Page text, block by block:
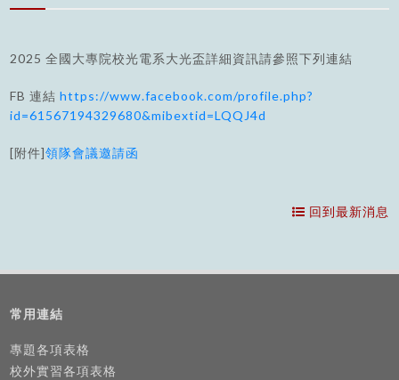
2025 全國大專院校光電系大光盃詳細資訊請參照下列連結
FB 連結https://www.facebook.com/profile.php?
id=61567194329680&mibextid=LQQJ4d
[附件]領隊會議邀請函
回到最新消息
常用連結
專題各項表格
校外實習各項表格